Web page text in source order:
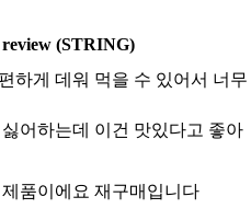
review (STRING)
하게 데워 먹을 수 있어서 너무
어하는데 이건 맛있다고 좋아
품이에요 재구매입니다